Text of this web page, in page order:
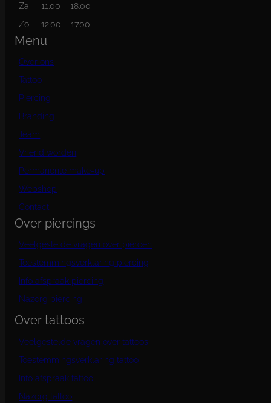
Za
11.00 – 18.00
Zo
12.00 – 17.00
Menu
Over ons
Tattoo
Piercing
Branding
Team
Vriend worden
Permanente make-up
Webshop
Contact
Over piercings
Veelgestelde vragen over piercen
Toestemmingsverklaring piercing
Info afspraak piercing
Nazorg piercing
Over tattoos
Veelgestelde vragen over tattoos
Toestemmingsverklaring tattoo
Info afspraak tattoo
Nazorg tattoo